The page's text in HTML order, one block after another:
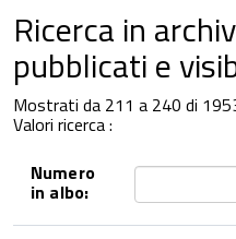
Ricerca in
pubblicati e
Mostrati da 211 a 240 di
Valori ricerca :
Numero
in albo: